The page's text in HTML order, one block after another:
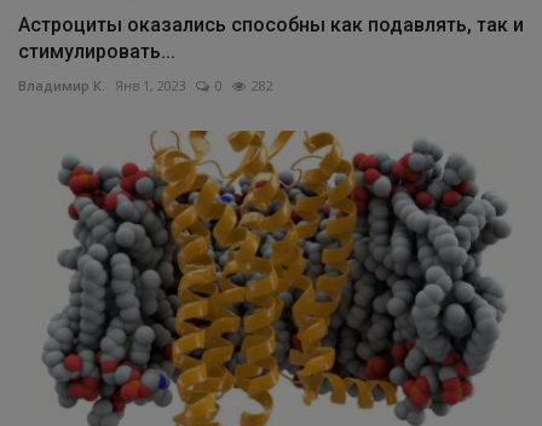
Астроциты оказались способны как подавлять, так и
стимулировать...
Владимир К. Янв 1, 2023 0 282